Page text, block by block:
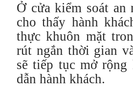
Ở cửa kiểm soát an
cho thấy hành
thực khuôn mặt
rút ngắn thời gian
sẽ tiếp tục mở rộng
dẫn hành khách.